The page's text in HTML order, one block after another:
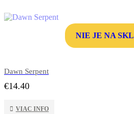
NIE JE NA
Dawn Serpent
€14.40
VIAC INFO